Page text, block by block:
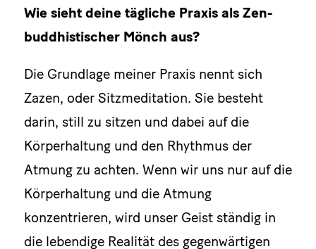
Wie sieht deine tägliche Praxis als Zen-
buddhistischer Mönch aus?
Die Grundlage meiner Praxis nennt sich
Zazen, oder Sitzmeditation. Sie besteht
darin, still zu sitzen und dabei auf die
Körperhaltung und den Rhythmus der
Atmung zu achten. Wenn wir uns nur auf die
Körperhaltung und die Atmung
konzentrieren, wird unser Geist ständig in
die lebendige Realität des gegenwärtigen